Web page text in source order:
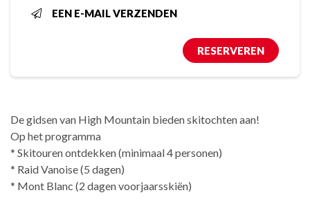
EEN E-MAIL VERZENDEN
RESERVEREN
De gidsen van High Mountain bieden skitochten aan!
Op het programma
* Skitouren ontdekken (minimaal 4 personen)
* Raid Vanoise (5 dagen)
* Mont Blanc (2 dagen voorjaarsskiën)